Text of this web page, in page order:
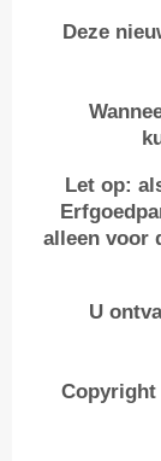
Deze
Let op:
alleen voor
U
Copyright